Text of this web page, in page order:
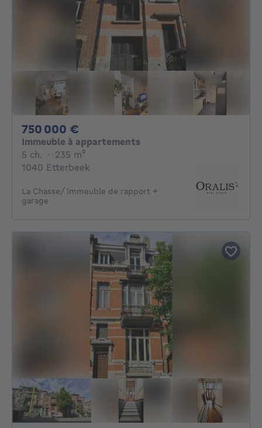
750 000 €
Immeuble à appartements
5 ch. 5 chambres
· 235 m²
1040 Etterbeek
La Chasse/ Immeuble de rapport +
garage